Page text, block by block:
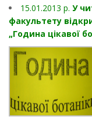
15.01.2013 p. У
факультету
„Година цікавої